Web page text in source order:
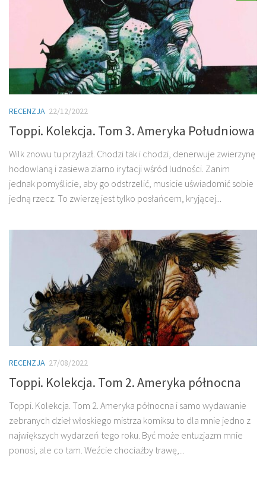
RECENZJA 22/12/2022
Toppi. Kolekcja. Tom 3. Ameryka Południowa
Wilk znowu tu przylazł. Chodzi tak i chodzi, denerwuje zwierzynę
hodowlaną i zasiewa ziarno irytacji wśród ludności. Zanim
jednak pomyślicie, aby go odstrzelić, musicie uświadomić sobie
jedną rzecz. To zwierzę jest tylko posłańcem, kryjącej...
RECENZJA 27/08/2022
Toppi. Kolekcja. Tom 2. Ameryka północna
Toppi. Kolekcja. Tom 2. Ameryka północna i samo wydawanie
zebranych dzieł włoskiego mistrza komiksu to dla mnie jedno z
największych wydarzeń tego roku. Być może entuzjazm mnie
ponosi, ale co tam. Weźcie chociażby trawę,...